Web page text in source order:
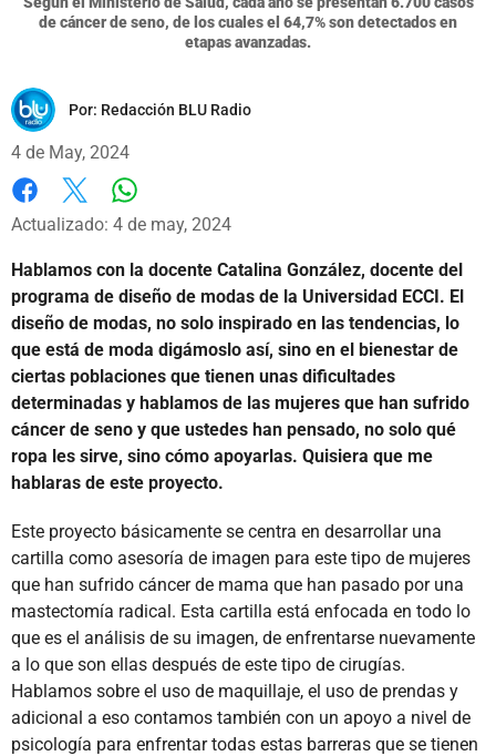
de cáncer de seno, de los cuales el 64,7% son detectados en
etapas avanzadas.
Por: Redacción BLU Radio
4 de May, 2024
Facebook
X
Actualizado: 4 de may, 2024
Hablamos con la docente Catalina González, docente del
programa de diseño de modas de la Universidad ECCI. El
diseño de modas, no solo inspirado en las tendencias, lo
que está de moda digámoslo así, sino en el bienestar de
ciertas poblaciones que tienen unas dificultades
determinadas y hablamos de las mujeres que han sufrido
cáncer de seno y que ustedes han pensado, no solo qué
ropa les sirve, sino cómo apoyarlas. Quisiera que me
hablaras de este proyecto.
Este proyecto básicamente se centra en desarrollar una
cartilla como asesoría de imagen para este tipo de mujeres
que han sufrido cáncer de mama que han pasado por una
mastectomía radical. Esta cartilla está enfocada en todo lo
que es el análisis de su imagen, de enfrentarse nuevamente
a lo que son ellas después de este tipo de cirugías.
Hablamos sobre el uso de maquillaje, el uso de prendas y
adicional a eso contamos también con un apoyo a nivel de
psicología para enfrentar todas estas barreras que se tienen